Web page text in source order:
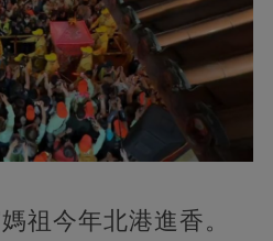
祖今年北港進香。